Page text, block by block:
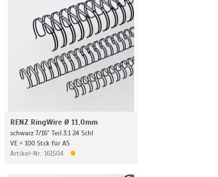
RENZ RingWire Ø 11,0mm
schwarz 7/16" Teil.3:1 24 Schl
VE = 100 Stck für A5
Artikel-Nr.: 161504